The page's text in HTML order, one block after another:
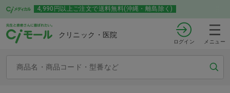
4,990円以上ご注文で送料無料(沖縄・離島除く)
クリニック・医院
ログイン メニュー